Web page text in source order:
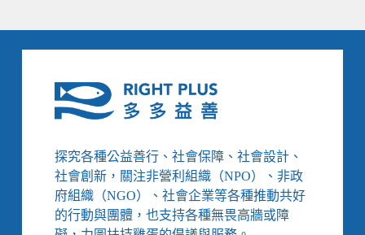
探究各種公益善行、社會保障、社會設計、
社會創新，關注非營利組織（NPO）、非政
府組織（NGO）、社會企業等各種推動共好
的行動與團體，也支持各種無畏高牆或障